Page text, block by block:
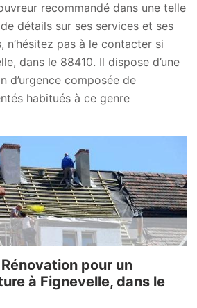
recommandé dans une telle
détails sur ses services et ses
pas à le contacter si
dans le 88410. Il dispose d’une
d’urgence composée de
habitués à ce genre
pour un
à Fignevelle, dans le